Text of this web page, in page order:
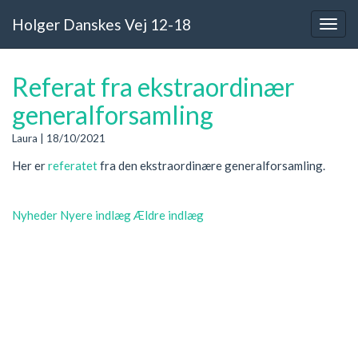
Holger Danskes Vej 12-18
Referat fra ekstraordinær
generalforsamling
Laura 18/10/2021
Her erreferatetfra den ekstraordinære generalforsamling.
Nyheder Nyere indlægÆldre indlæg